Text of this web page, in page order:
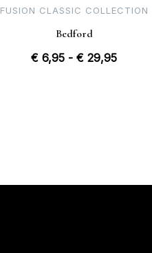
FUSION CLASSIC COLLECTION
Bedford
€ 6,95 - € 29,95